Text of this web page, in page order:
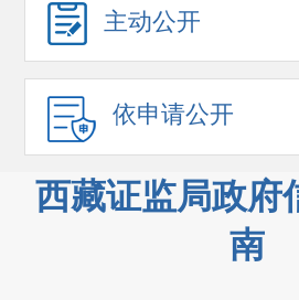
主动公开
依申请公开
西藏证监局政府
南